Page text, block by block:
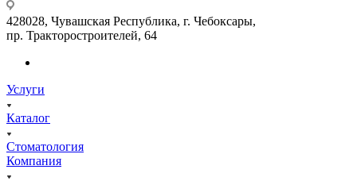
428028, Чувашская Республика, г. Чебоксары,
пр. Тракторостроителей, 64
Услуги
Каталог
Стоматология
Компания